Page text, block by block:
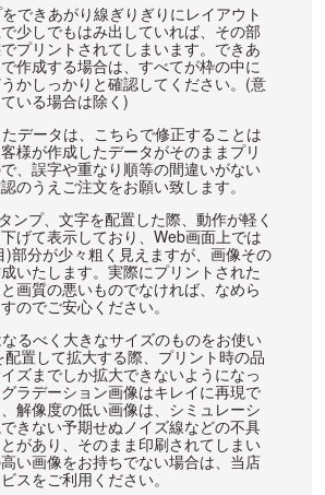
できあがり線ぎりぎりにレイアウト
少しでもはみ出していれば、その部
プリントされてしまいます。できあ
作成する場合は、すべてが枠の中に
かしっかりと確認してください。(意
いる場合は除く)
データは、こちらで修正することは
様が作成したデータがそのままプリ
、誤字や重なり順等の間違いがない
のうえご注文をお願い致します。
ンプ、文字を配置した際、動作が軽く
げて表示しており、Web画面上では
)部分が少々粗く見えますが、画像その
いたします。実際にプリントされた
画質の悪いものでなければ、なめら
のでご安心ください。
るべく大きなサイズのものをお使い
置して拡大する際、プリント時の品
ズまでしか拡大できないようになっ
ラデーション画像はキレイに再現で
解像度の低い画像は、シミュレーシ
きない予期せぬノイズ線などの不具
があり、そのまま印刷されてしまい
い画像をお持ちでない場合は、当店
スをご利用ください。